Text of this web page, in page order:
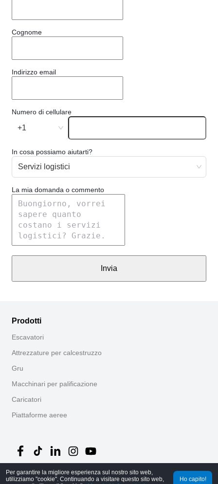
Cognome
Indirizzo email
Numero di cellulare
+1
In cosa possiamo aiutarti?
Servizi logistici
La mia domanda o commento
Invia
Prodotti
Escavatori
Attrezzature per calcestruzzo
Gru
Macchinari per palificazione
Caricatori
Piattaforme aeree
©2026 MechLink｜Informativa sulla privacy
Per garantire la migliore esperienza sul nostro sito web,
utilizziamo "cookie". Continuando a visitare questo sito web,
Ho capito!